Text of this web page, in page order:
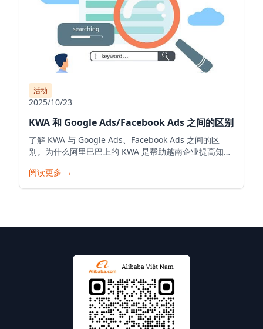
活动
2025/10/23
KWA 和 Google Ads/Facebook Ads 之间的区别
了解 KWA 与 Google Ads、Facebook Ads 之间的区
别。为什么阿里巴巴上的 KWA 是帮助越南企业提高知名
阅读更多 →